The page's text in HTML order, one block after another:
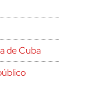
de Cuba